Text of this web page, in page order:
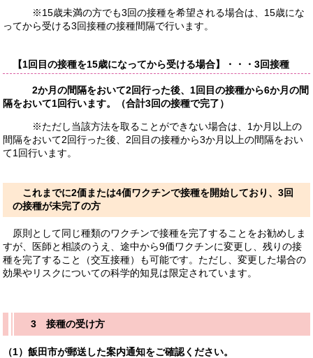
※15歳未満の方でも3回の接種を希望される場合は、15歳にな
ってから受ける3回接種の接種間隔で行います。
【1回目の接種を15歳になってから受ける場合】 ・・・3回接種
2か月の間隔をおいて2回行った後、1回目の接種から6か月の間
隔をおいて1回行います。（合計3回の接種で完了）
※ただし当該方法を取ることができない場合は、1か月以上の
間隔をおいて2回行った後、2回目の接種から3か月以上の間隔をおい
て1回行います。
これまでに2価または4価ワクチンで接種を開始しており、3回
の接種が未完了の方
原則として同じ種類のワクチンで接種を完了することをお勧めしま
すが、医師と相談のうえ、途中から9価ワクチンに変更し、残りの接
種を完了すること（交互接種）も可能です。ただし、変更した場合の
効果やリスクについての科学的知見は限定されています。
3 接種の受け方
（1）飯田市が郵送した案内通知をご確認ください。